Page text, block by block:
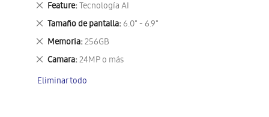
Feature Tecnología AI
Eliminar
este
artículo
Tamaño de pantalla 6.0" - 6.9"
Eliminar
este
artículo
Memoria 256GB
Eliminar
este
artículo
Camara 24MP o más
Eliminar
artículo
Eliminar todo